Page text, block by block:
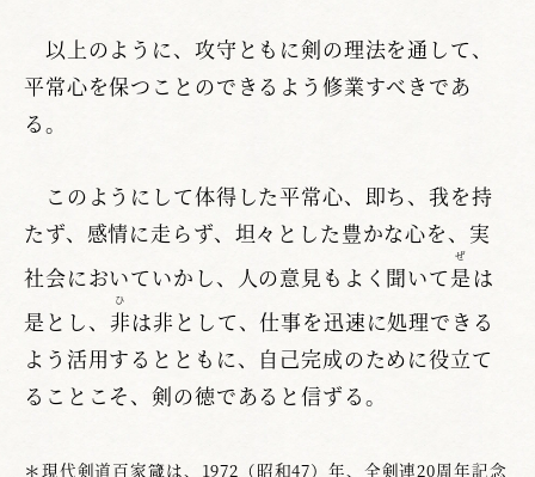
以上のように、攻守ともに剣の理法を通して、
平常心を保つことのできるよう修業すべきであ
る。
このようにして体得した平常心、即ち、我を持
たず、感情に走らず、坦々とした豊かな心を、実
社会においていかし、人の意見もよく聞いて是
ぜ
は
是とし、 非
ひ
は非として、仕事を迅速に処理できる
よう活用するとともに、自己完成のために役立て
ることこそ、剣の徳であると信ずる。
＊現代剣道百家箴は、1972（昭和47）年、全剣連20周年記念